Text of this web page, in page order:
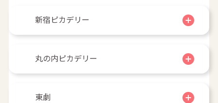
新宿ピカデリー
丸の内ピカデリー
東劇